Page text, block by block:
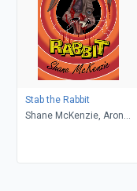
Stab the Rabbit
Shane McKenzie, Aron